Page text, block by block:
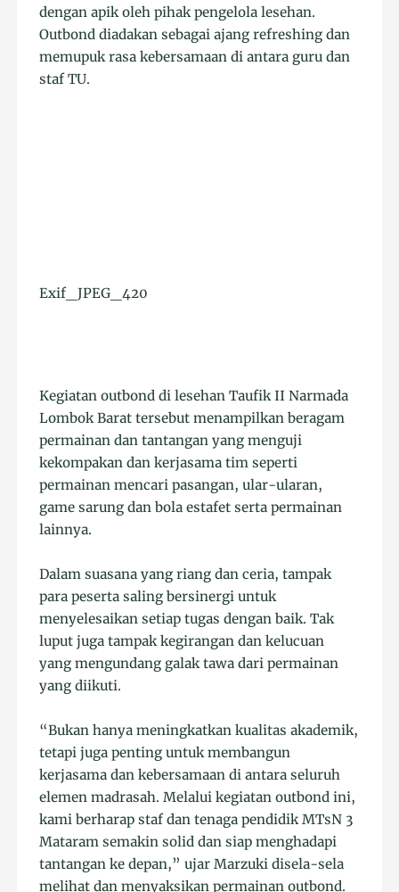
dengan apik oleh pihak pengelola lesehan.
Outbond diadakan sebagai ajang refreshing dan
memupuk rasa kebersamaan di antara guru dan
staf TU.
Exif_JPEG_420
Kegiatan outbond di lesehan Taufik II Narmada
Lombok Barat tersebut menampilkan beragam
permainan dan tantangan yang menguji
kekompakan dan kerjasama tim seperti
permainan mencari pasangan, ular-ularan,
game sarung dan bola estafet serta permainan
lainnya.
Dalam suasana yang riang dan ceria, tampak
para peserta saling bersinergi untuk
menyelesaikan setiap tugas dengan baik. Tak
luput juga tampak kegirangan dan kelucuan
yang mengundang galak tawa dari permainan
yang diikuti.
“Bukan hanya meningkatkan kualitas akademik,
tetapi juga penting untuk membangun
kerjasama dan kebersamaan di antara seluruh
elemen madrasah. Melalui kegiatan outbond ini,
kami berharap staf dan tenaga pendidik MTsN 3
Mataram semakin solid dan siap menghadapi
tantangan ke depan,” ujar Marzuki disela-sela
melihat dan menyaksikan permainan outbond.